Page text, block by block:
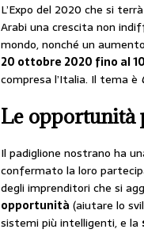
L’Expo del 2020 che si
Arabi una crescita non
mondo, nonché un
20 ottobre 2020 fino al
compresa l’Italia. Il tema è
Le opportunità
Il padiglione nostrano ha
confermato la loro
degli imprenditori che si
opportunità (aiutare lo
sistemi più intelligenti, e la